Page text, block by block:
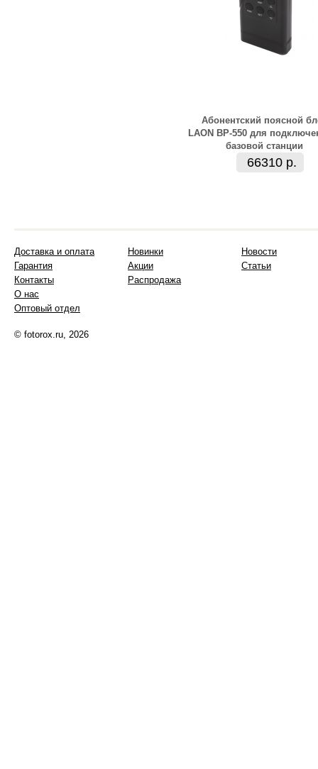
Абонентский поясной
LAON BP-550 для
базовой станции
66310 р.
Доставка и оплата
Гарантия
Контакты
О нас
Оптовый отдел
Новинки
Акции
Распродажа
Новости
Статьи
© fotorox.ru, 2026